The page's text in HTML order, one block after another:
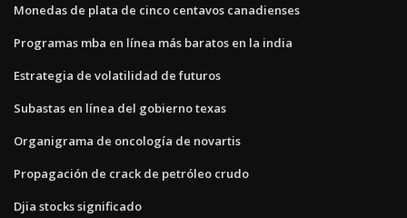
Monedas de plata de cinco centavos canadienses
Programas mba en línea más baratos en la india
Estrategia de volatilidad de futuros
Subastas en línea del gobierno texas
Organigrama de oncología de novartis
Propagación de crack de petróleo crudo
Djia stocks significado